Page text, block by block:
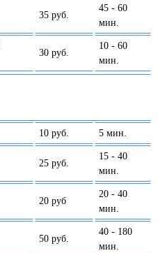
35 руб.
45 - 60
мин.
30 руб.
10 - 60
мин.
10 руб. 5 мин.
25 руб.
15 - 40
мин.
20 руб
20 - 40
мин.
50 руб.
40 - 180
мин.